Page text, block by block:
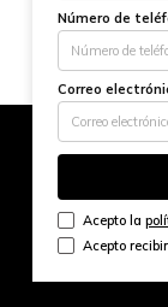
Número de
Correo
Acepto la
Acepto